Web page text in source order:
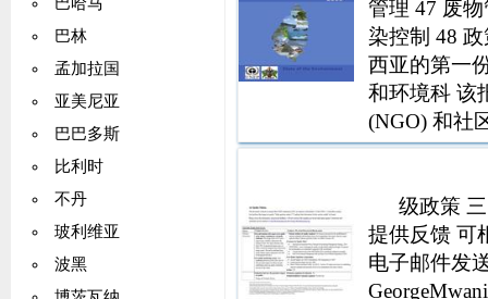
巴林
孟加拉国
亚美尼亚
巴巴多斯
比利时
不丹
玻利维亚
波黑
管理 47 废
染控制 48
西亚的第一
和环境科 该
(NGO) 和社
统即海洋和
级政策
提供反馈 可
电子邮件发